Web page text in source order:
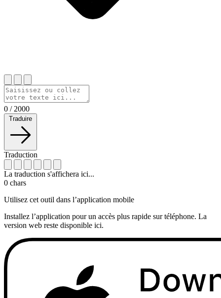
0 / 2000
Traduire
Traduction
La traduction s'affichera ici...
0 chars
Utilisez cet outil dans l’application mobile
Installez l’application pour un accès plus rapide sur téléphone. La
version web reste disponible ici.